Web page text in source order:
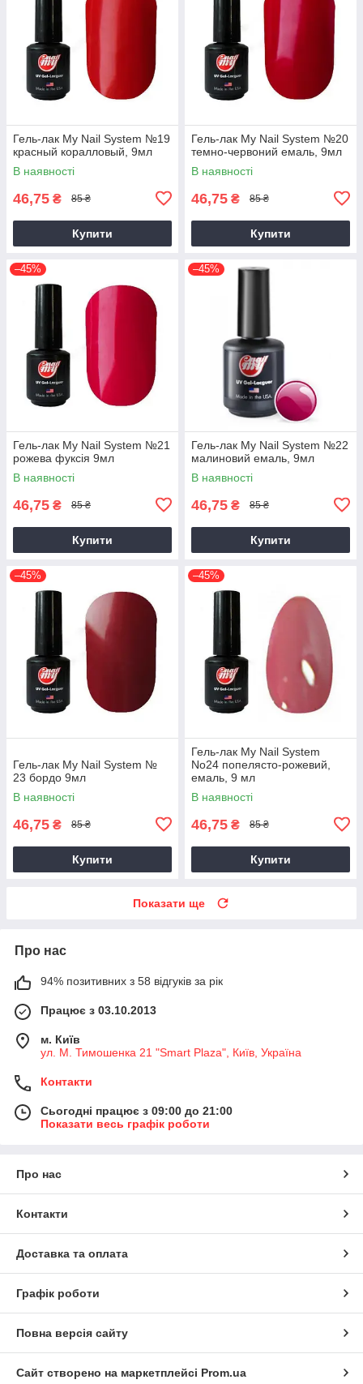
Гель-лак My Nail System №19
красный коралловый, 9мл
В наявності
46,75 ₴ 85 ₴
Купити
Гель-лак My Nail System №20
темно-червоний емаль, 9мл
В наявності
46,75 ₴ 85 ₴
Купити
–45%
Гель-лак My Nail System №21
рожева фуксія 9мл
В наявності
46,75 ₴ 85 ₴
Купити
–45%
Гель-лак My Nail System №22
малиновий емаль, 9мл
В наявності
46,75 ₴ 85 ₴
Купити
–45%
Гель-лак My Nail System №
23 бордо 9мл
В наявності
46,75 ₴ 85 ₴
Купити
–45%
Гель-лак My Nail System
No24 попелясто-рожевий,
емаль, 9 мл
В наявності
46,75 ₴ 85 ₴
Купити
Показати ще
Про нас
94% позитивних з 58 відгуків за рік
Працює з 03.10.2013
м. Київ
ул. М. Тимошенка 21 "Smart Plaza", Київ, Україна
Контакти
Сьогодні працює з 09:00 до 21:00
Показати весь графік роботи
Про нас
Контакти
Доставка та оплата
Графік роботи
Повна версія сайту
Сайт створено на маркетплейсі Prom.ua